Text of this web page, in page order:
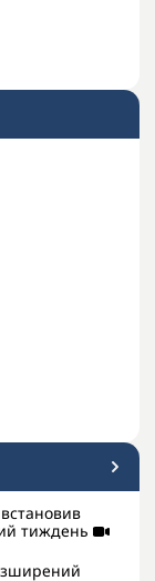
тиждень